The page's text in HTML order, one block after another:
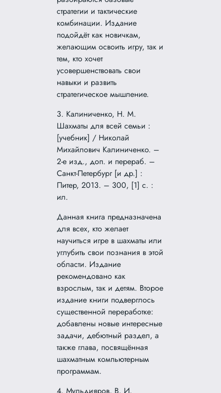
стратегии и тактические
комбинации. Издание
подойдёт как новичкам,
желающим освоить игру, так и
тем, кто хочет
усовершенствовать свои
навыки и развить
стратегическое мышление.
3. Калиниченко, Н. М.
Шахматы для всей семьи :
[учебник] / Николай
Михайлович Калиниченко. –
2-е изд., доп. и перераб. –
Санкт-Петербург [и др.] :
Питер, 2013. – 300, [1] с. :
ил.
Данная книга предназначена
для всех, кто желает
научиться игре в шахматы или
углубить свои познания в этой
области. Издание
рекомендовано как
взрослым, так и детям. Второе
издание книги подверглось
существенной переработке:
добавлены новые интересные
задачи, дебютный раздел, а
также глава, посвящённая
шахматным компьютерным
программам.
4. Мульдияров, В. И.